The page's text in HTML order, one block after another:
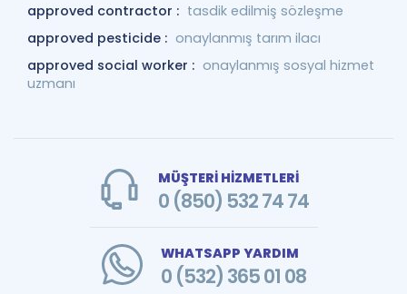
approved contractor : tasdik edilmiş sözleşme
approved pesticide : onaylanmış tarım ilacı
approved social worker : onaylanmış sosyal hizmet
uzmanı
MÜŞTERİ HİZMETLERİ
0 (850) 532 74 74
WHATSAPP YARDIM
0 (532) 365 01 08